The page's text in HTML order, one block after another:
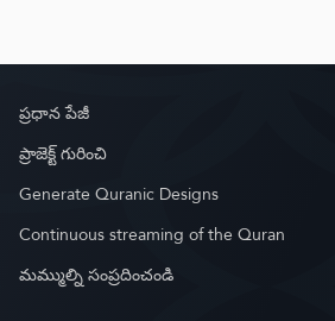
ప్రధాన పేజీ
ప్రాజెక్ట్ గురించి
Generate Quranic Designs
Continuous streaming of the Quran
మమ్ముల్ని సంప్రదించండి